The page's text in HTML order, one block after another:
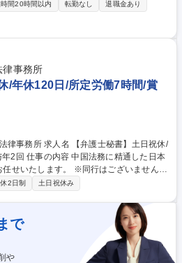
ている弁護士が本来の業務に集中できる
のスケジュール調
作成書類の誤字・脱字・体裁確認及び修
応（会食、お歳暮／お中元、挨拶状の手
等） ■その他、担当弁護士から依頼され
各種リサーチ、議事録作成、書類整理
の秘書業務の他にパラリーガル業務を一
書】弁護士の
/転勤無
間20時間以内 転勤なし
退職金あり
事務所
/年休120日/所定労働7時間/賞
士秘書】土日祝休/
通した日本
任せいたします。 ※同行はございません。
。 【業務詳細】■スケジュ
配 ■経費精算 ■出張手配 ■タイムチャージ
等 ■その他秘書業務全般 ※業務内容
2日制 土日祝休み
で
や